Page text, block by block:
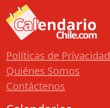
Políticas de Privacidad
Quiénes Somos
Contáctenos